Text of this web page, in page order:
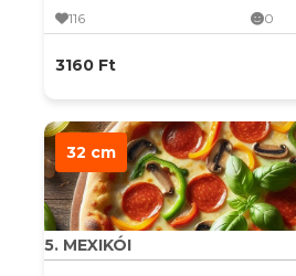
116 0
3160 Ft
32 cm
5. MEXIKÓI